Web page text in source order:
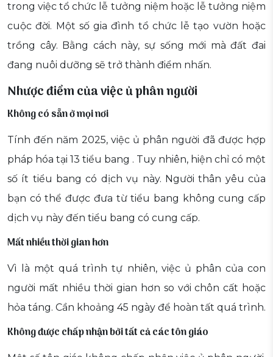
trong việc tổ chức lễ tưởng niệm hoặc lễ tưởng niệm
cuộc đời. Một số gia đình tổ chức lễ tạo vườn hoặc
trồng cây. Bằng cách này, sự sống mới mà đất đai
đang nuôi dưỡng sẽ trở thành điểm nhấn.
Nhược điểm của việc ủ phân người
Không có sẵn ở mọi nơi
Tính đến năm 2025, việc ủ phân người đã được hợp
pháp hóa tại 13 tiểu bang . Tuy nhiên, hiện chỉ có một
số ít tiểu bang có dịch vụ này. Người thân yêu của
bạn có thể được đưa từ tiểu bang không cung cấp
dịch vụ này đến tiểu bang có cung cấp.
Mất nhiều thời gian hơn
Vì là một quá trình tự nhiên, việc ủ phân của con
người mất nhiều thời gian hơn so với chôn cất hoặc
hỏa táng. Cần khoảng 45 ngày để hoàn tất quá trình.
Không được chấp nhận bởi tất cả các tôn giáo